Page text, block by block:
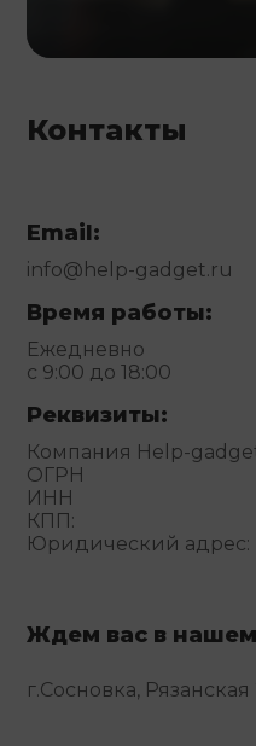
Контакты
Email:
info@help-gadget.ru
Время работы:
Ежедневно
с 9:00 до 18:00
Реквизиты:
Компания Help-
ОГРН
ИНН
КПП:
Юридический адрес:
Ждем вас в
г.Сосновка, Рязанская